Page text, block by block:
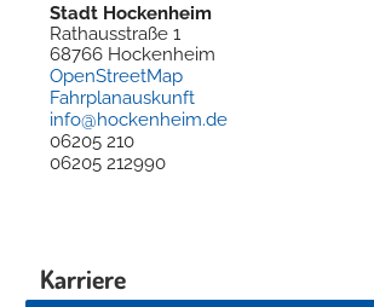
Stadt Hockenheim
Rathausstraße 1
68766 Hockenheim
OpenStreetMap
Fahrplanauskunft
info@hockenheim.de
06205 210
06205 212990
Karriere